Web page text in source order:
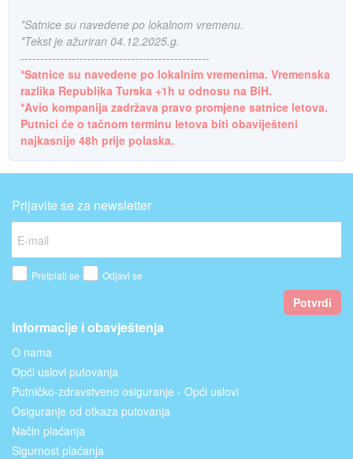
*Satnice su navedene po lokalnom vremenu.
*Tekst je ažuriran 04.12.2025.g.
------------------------------------------------
*Satnice su navedene po lokalnim vremenima. Vremenska
razlika Republika Turska +1h u odnosu na BiH.
*Avio kompanija zadržava pravo promjene satnice letova.
Putnici će o tačnom terminu letova biti obaviješteni
najkasnije 48h prije polaska.
Prijavite se za newsletter
Pretplati se Odjavi se
Potvrdi
Informacije i obavještenja
O nama
Opći uslovi putovanja
Putničko-zdravstveno osiguranje - Opći uslovi
Osiguranje od otkaza putovanja
Način plaćanja
Sigurnost plaćanja